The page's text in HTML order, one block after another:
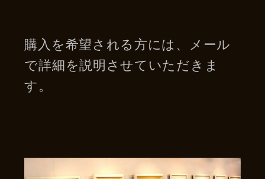
購入を希望される方には、メール
で詳細を説明させていただきま
す。